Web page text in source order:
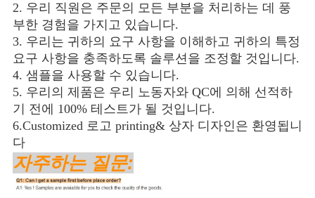
2. 우리 직원은 주문의 모든 부분을 처리하는 데 풍
부한 경험을 가지고 있습니다.
3. 우리는 귀하의 요구 사항을 이해하고 귀하의 특정
요구 사항을 충족하도록 솔루션을 조정할 것입니다.
4. 샘플을 사용할 수 있습니다.
5. 우리의 제품은 우리 노동자와 QC에 의해 선적하
기 전에 100% 테스트가 될 것입니다.
6.Customized 로고 printing& 상자 디자인은 환영됩니
다
자주하는 질문: